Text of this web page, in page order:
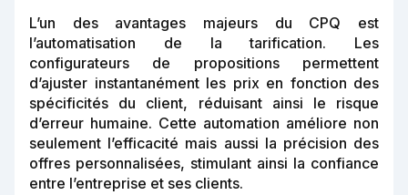
L’un des avantages majeurs du CPQ est
l’automatisation de la tarification. Les
configurateurs de propositions permettent
d’ajuster instantanément les prix en fonction des
spécificités du client, réduisant ainsi le risque
d’erreur humaine. Cette automation améliore non
seulement l’efficacité mais aussi la précision des
offres personnalisées, stimulant ainsi la confiance
entre l’entreprise et ses clients.